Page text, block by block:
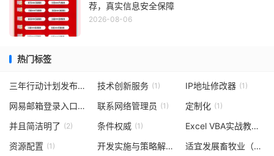
荐，真实信息安全保障
2026-08-06
热门标签
三年行动计划发布
(1) 技术创新服务 (1) IP地址修改器 (1)
网易邮箱登录入口
(1) 联系网络管理员 (1) 定制化 (1)
并且简洁明了 (2) 条件权威 (1) Excel VBA实战教程
资源配置 (1) 开发实施与策略解析 (1) 适宜发展畜牧业（不正确）